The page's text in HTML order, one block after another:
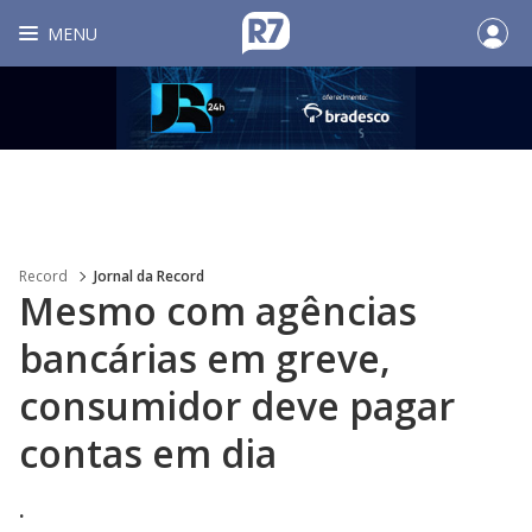
MENU
Record Jornal da Record
Mesmo com agências
bancárias em greve,
consumidor deve pagar
contas em dia
.